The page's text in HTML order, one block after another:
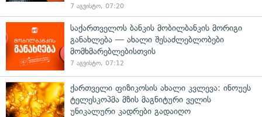
7 აგვისტო, 07:20
საქართველოს ბანკის მობილბანკის მორიგი
განახლება — ახალი შესაძლებლობები
მომხმარებლებისთვის
7 აგვისტო, 07:12
ქართველი ფიზიკოსის ახალი კვლევა: ინოუეს
ტელესკოპმა მზის მაგნიტური ველის
უნიკალური კადრები გადაიღო